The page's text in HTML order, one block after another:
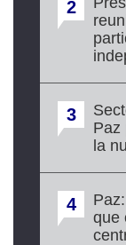
2
3
Paz
la
4
que